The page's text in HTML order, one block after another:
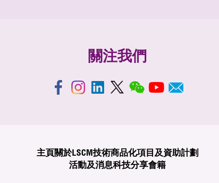
關注我們
主頁 關於LSCM技術商品化項目及資助計劃
活動及消息科技分享會籍